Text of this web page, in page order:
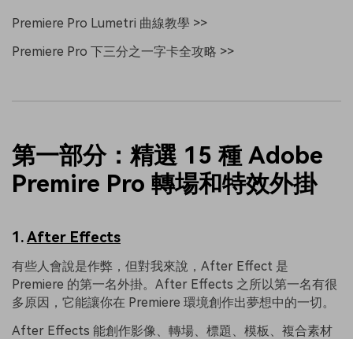
Premiere Pro Lumetri 曲線教學 >>
Premiere Pro 下三分之一字卡全攻略 >>
第一部分：精選 15 種 Adobe
Premire Pro 轉場和特效外掛
1.After Effects
有些人會說是作弊，但對我來說，After Effect 是
Premiere 的第一名外掛。After Effects 之所以第一名有很
多原因，它能讓你在 Premiere 環境創作出夢想中的一切。
After Effects 能創作影像、轉場、標題、模板、複合素材